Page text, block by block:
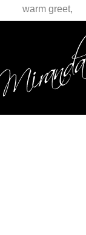
warm greet,